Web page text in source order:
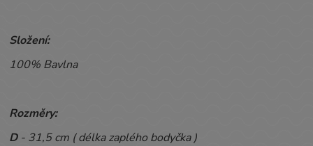
Složení:
100% Bavlna
Rozměry:
D - 31,5 cm ( délka zaplého bodyčka )